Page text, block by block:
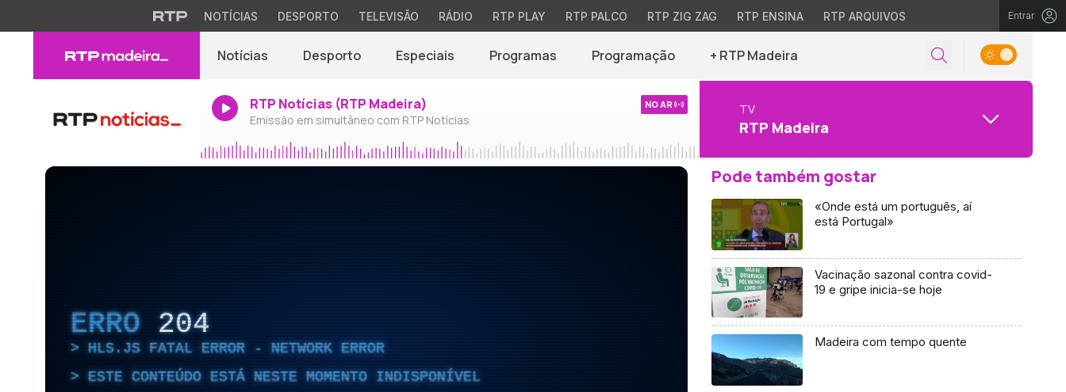
NOTÍCIAS DESPORTO TELEVISÃO RÁDIO RTP PLAY RTP PALCO RTP ZIG ZAG RTP ENSINA RTP ARQUIVOS Entrar
Notícias Desporto Especiais Programas Programação + RTP Madeira
RTP Notícias (RTP Madeira)
Emissão em simultâneo com RTP Notícias
NO AR TV
RTP Madeira
ERRO 204
HLS.JS FATAL ERROR - NETWORK ERROR
ESTE CONTEÚDO ESTÁ NESTE MOMENTO INDISPONÍVEL
Pode também gostar
«Onde está um português, aí
está Portugal»
Vacinação sazonal contra covid-
19 e gripe inicia-se hoje
Madeira com tempo quente